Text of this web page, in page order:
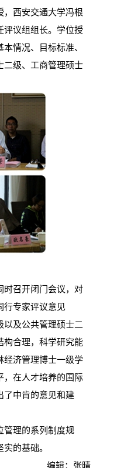
，西安交通大学冯根
评议组组长。学位授
情况、目标标准、
二级、工商管理硕士
召开闭门会议，对
行专家评议意见
以及公共管理硕士二
构合理，科学研究能
经济管理博士一级学
，在人才培养的国际
了中肯的意见和建
理的系列制度规
的基础。
编辑：张晴
会暨第八届教学文化节开幕